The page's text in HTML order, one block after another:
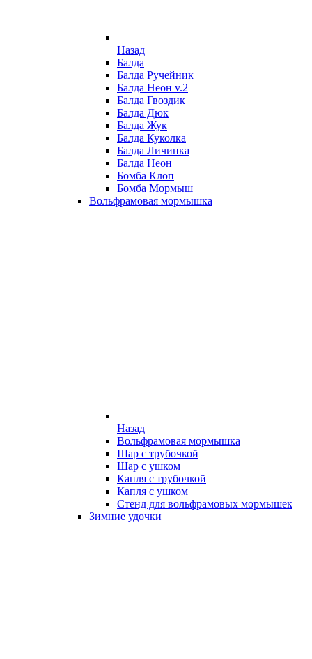
Назад
Балда
Балда Ручейник
Балда Неон v.2
Балда Гвоздик
Балда Дюк
Балда Жук
Балда Куколка
Балда Личинка
Балда Неон
Бомба Клоп
Бомба Мормыш
Вольфрамовая мормышка
Назад
Вольфрамовая мормышка
Шар с трубочкой
Шар с ушком
Капля с трубочкой
Капля с ушком
Стенд для вольфрамовых мормышек
Зимние удочки